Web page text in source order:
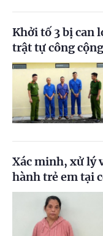
Khởi tố 3 bị can
trật tự công cộng
Xác minh, xử lý
hành trẻ em tại